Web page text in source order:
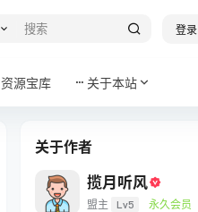
登录
资源宝库 关于本站
关于作者
揽月听风
盟主 Lv5 永久会员